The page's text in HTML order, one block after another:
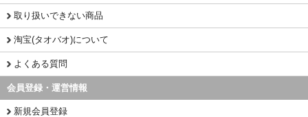
取り扱いできない商品
淘宝(タオバオ)について
よくある質問
会員登録・運営情報
新規会員登録